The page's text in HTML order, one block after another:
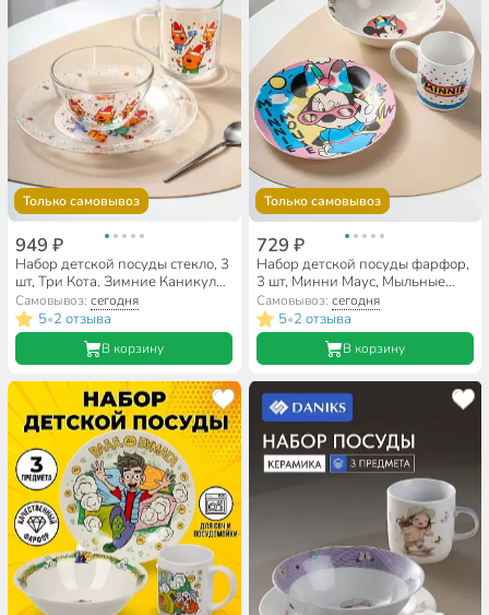
Только самовывоз
949 ₽
Набор детской посуды стекло, 3
шт, Три Кота. Зимние Каникулы,
подарочная упаковка, 313962
Самовывоз:сегодня
5•2 отзыва
В корзину
Только самовывоз
729 ₽
Набор детской посуды фарфор,
3 шт, Минни Маус, Мыльные
пузыри, подарочная упаковка,
293869
Самовывоз: сегодня
5•2 отзыва
В корзину